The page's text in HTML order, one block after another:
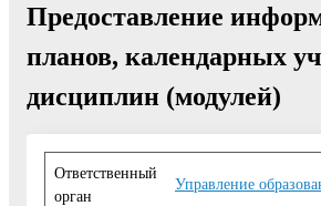
Предоставление
планов, календарных
дисциплин (модулей)
Ответственный
орган
Управление